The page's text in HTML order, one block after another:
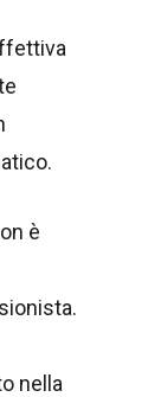
è
nella